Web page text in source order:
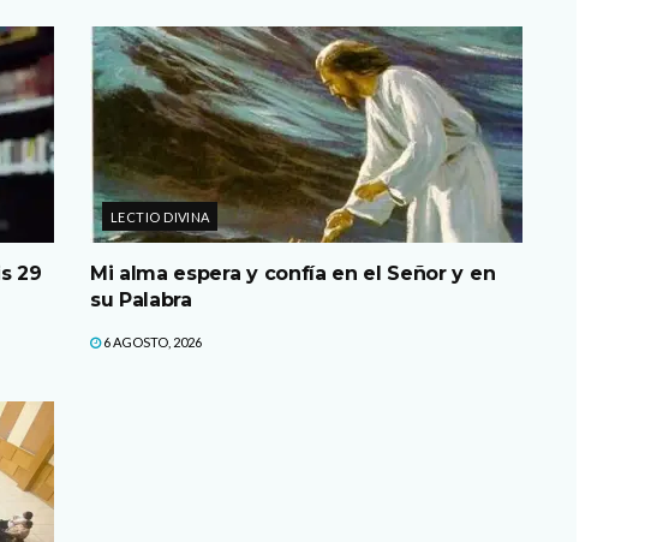
29
LECTIO DIVINA
Mi alma espera y confía en el Señor y en
su Palabra
6 AGOSTO, 2026